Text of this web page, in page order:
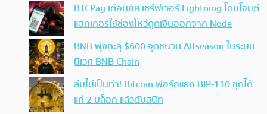
BTCPay เตือนภัย เซิร์ฟเวอร์ Lightning โดนโจมตี
แฮกเกอร์ใช้ช่องโหว่ดูดเงินออกจาก Node
BNB พุ่งทะลุ $600 จุดชนวน Altseason ในระบบ
นิเวศ BNB Chain
ล่มไม่เป็นท่า! Bitcoin ฟอร์กแยก BIP-110 ขุดได้
แค่ 2 บล็อก แล้วดับสนิท